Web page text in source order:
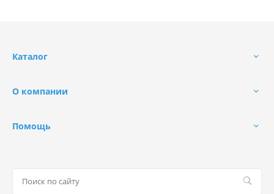
Каталог
О компании
Помощь